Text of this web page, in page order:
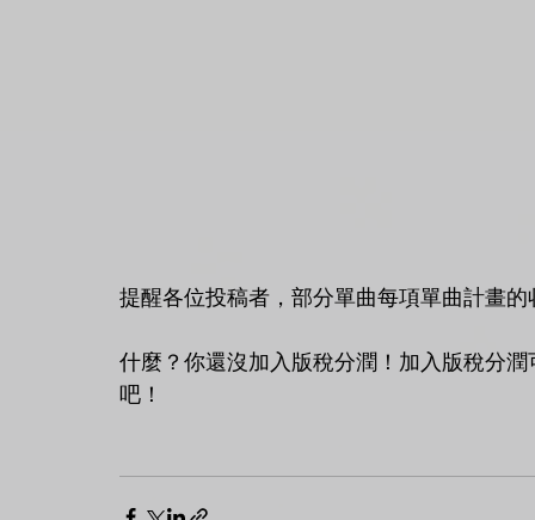
提醒各位投稿者，部分單曲每項單曲計畫
什麼？你還沒加入版稅分潤！加入版稅分
吧！